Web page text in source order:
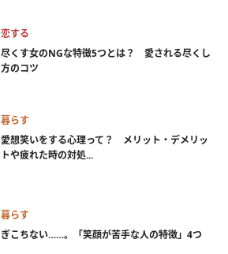
恋する
尽くす女のNGな特徴5つとは？ 愛される尽くし
方のコツ
暮らす
愛想笑いをする心理って？ メリット・デメリッ
トや疲れた時の対処...
暮らす
ぎこちない……。「笑顔が苦手な人の特徴」4つ